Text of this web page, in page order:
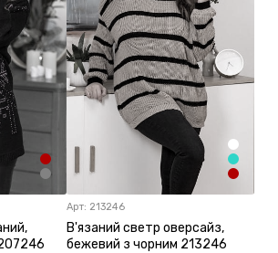
Арт: 213246
В'язаний светр оверсайз,
бежевий з чорним 213246